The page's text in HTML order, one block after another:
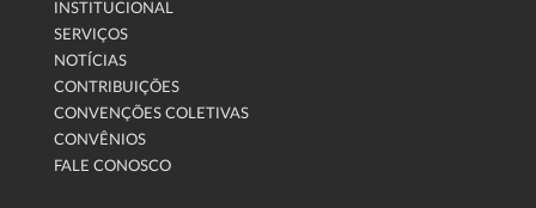
INSTITUCIONAL
SERVIÇOS
NOTÍCIAS
CONTRIBUIÇÕES
CONVENÇÕES COLETIVAS
CONVÊNIOS
FALE CONOSCO